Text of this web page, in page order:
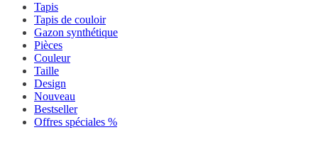
Tapis
Tapis de couloir
Gazon synthétique
Pièces
Couleur
Taille
Design
Nouveau
Bestseller
Offres spéciales %